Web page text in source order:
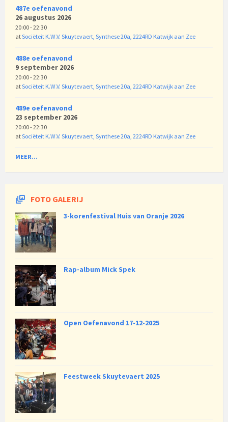
487e oefenavond
26 augustus 2026
20:00 - 22:30
atSociëteit K.W.V. Skuytevaert, Synthese 20a, 2224RD Katwijk aan Zee
488e oefenavond
9 september 2026
20:00 - 22:30
atSociëteit K.W.V. Skuytevaert, Synthese 20a, 2224RD Katwijk aan Zee
489e oefenavond
23 september 2026
20:00 - 22:30
atSociëteit K.W.V. Skuytevaert, Synthese 20a, 2224RD Katwijk aan Zee
MEER...
FOTO GALERIJ
3-korenfestival Huis van Oranje 2026
Rap-album Mick Spek
Open Oefenavond 17-12-2025
Feestweek Skuytevaert 2025